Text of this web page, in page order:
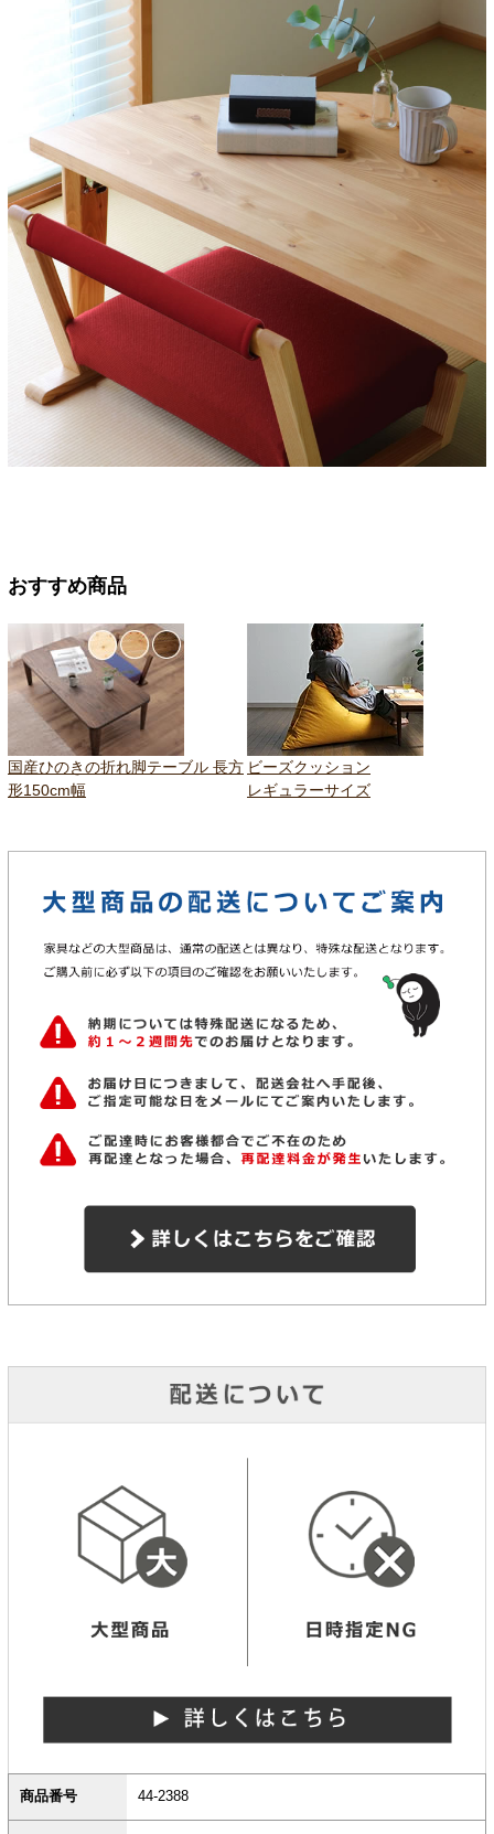
おすすめ商品
国産ひのきの折れ脚テーブル 長方
形150cm幅
ビーズクッション
レギュラーサイズ
商品番号 44-2388